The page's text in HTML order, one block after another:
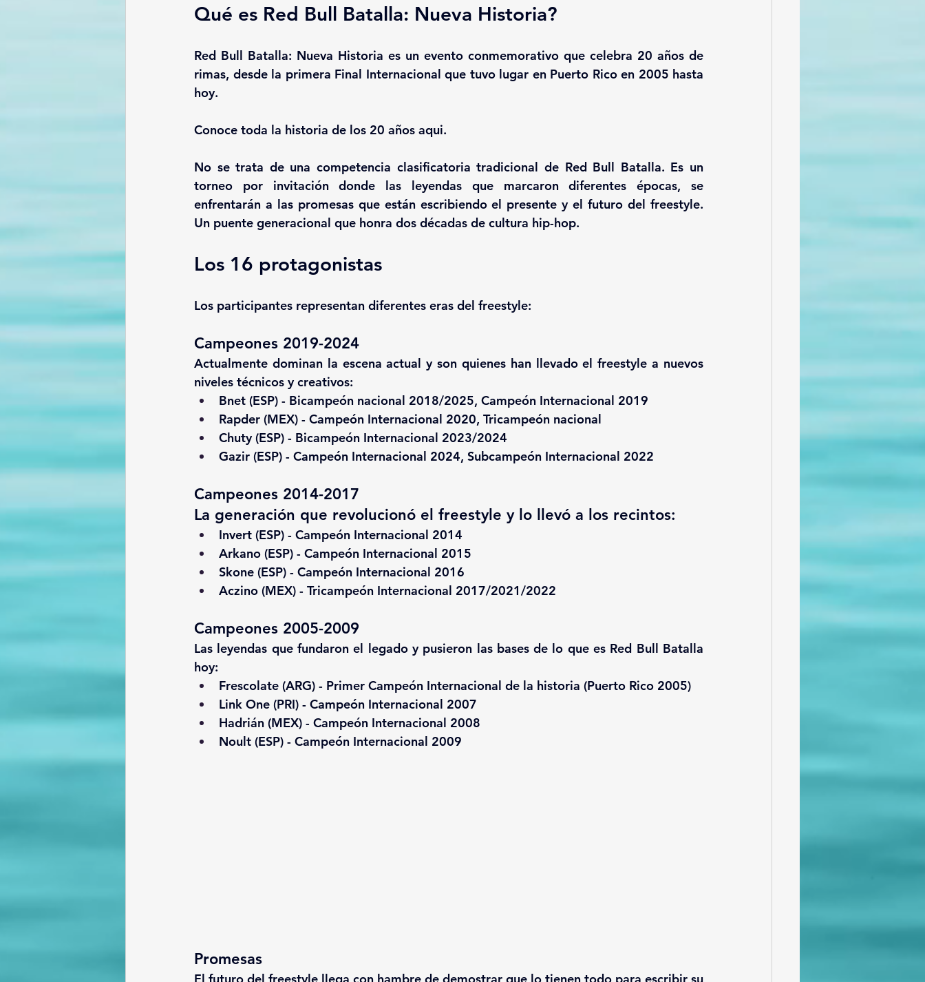
Qué es Red Bull Batalla: Nueva Historia?
Red Bull Batalla: Nueva Historia es un evento conmemorativo que celebra 20 años de
rimas, desde la primera Final Internacional que tuvo lugar en Puerto Rico en 2005 hasta
hoy.
Conoce toda la historia de los 20 años aqui.
No se trata de una competencia clasificatoria tradicional de Red Bull Batalla. Es un
torneo por invitación donde las leyendas
que marcaron diferentes épocas, se
enfrentarán a las promesas que están escribiendo el presente y el futuro del freestyle.
Un puente generacional que honra dos décadas de cultura hip-hop.
Los 16 protagonistas
Los participantes representan diferentes eras del freestyle:
Campeones 2019-2024
Actualmente dominan la escena actual y son quienes han llevado el freestyle a nuevos
niveles técnicos y creativos:
Bnet (ESP) - Bicampeón nacional 2018/2025, Campeón Internacional 2019
Rapder (MEX) - Campeón Internacional 2020, Tricampeón nacional
Chuty (ESP) - Bicampeón Internacional 2023/2024
Gazir (ESP) - Campeón Internacional 2024, Subcampeón Internacional 2022
Campeones 2014-2017
La generación que revolucionó el freestyle y lo llevó a los recintos:
Invert (ESP) - Campeón Internacional 2014
Arkano (ESP) - Campeón Internacional 2015
Skone (ESP) - Campeón Internacional 2016
Aczino (MEX) - Tricampeón Internacional 2017/2021/2022
Campeones 2005-2009
Las leyendas que fundaron el legado y pusieron las bases de lo que es Red Bull Batalla
hoy:
Frescolate (ARG) - Primer Campeón Internacional de la historia (Puerto Rico 2005)
Link One (PRI) - Campeón Internacional 2007
Hadrián (MEX) - Campeón Internacional 2008
Noult (ESP) - Campeón Internacional 2009
Promesas
El futuro del freestyle llega con hambre de demostrar que lo tienen todo para escribir su